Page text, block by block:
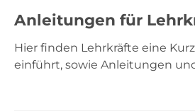
Anleitungen für
Hier finden Lehrkräfte eine
einführt, sowie Anleitungen